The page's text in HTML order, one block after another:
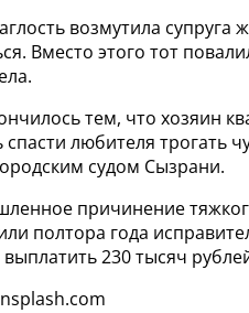
возмутила
Вместо этого тот
тем, что хозяин
спасти любителя трогать
судом Сызрани.
причинение
полтора года
230 тысяч